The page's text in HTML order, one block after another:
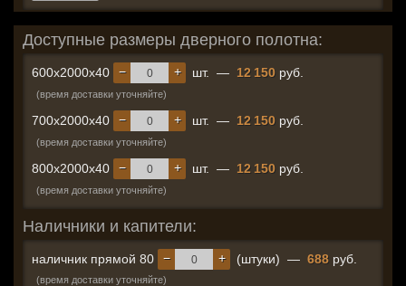
Доступные размеры дверного полотна:
600x2000x40 +
− шт. — 12 150 руб.
(время доставки уточняйте)
700x2000x40 +
− шт. — 12 150 руб.
(время доставки уточняйте)
800x2000x40 +
− шт. — 12 150 руб.
(время доставки уточняйте)
Наличники и капители:
наличник прямой 80 +
− (штуки) — 688 руб.
(время доставки уточняйте)